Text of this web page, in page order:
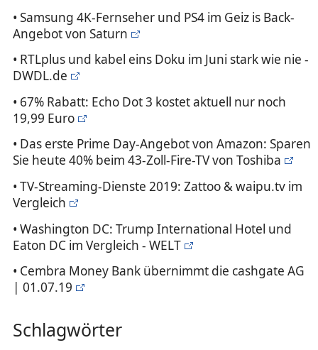
• Samsung 4K-Fernseher und PS4 im Geiz is Back-
Angebot von Saturn
• RTLplus und kabel eins Doku im Juni stark wie nie -
DWDL.de
• 67% Rabatt: Echo Dot 3 kostet aktuell nur noch
19,99 Euro
• Das erste Prime Day-Angebot von Amazon: Sparen
Sie heute 40% beim 43-Zoll-Fire-TV von Toshiba
• TV-Streaming-Dienste 2019: Zattoo & waipu.tv im
Vergleich
• Washington DC: Trump International Hotel und
Eaton DC im Vergleich - WELT
• Cembra Money Bank übernimmt die cashgate AG
| 01.07.19
Schlagwörter